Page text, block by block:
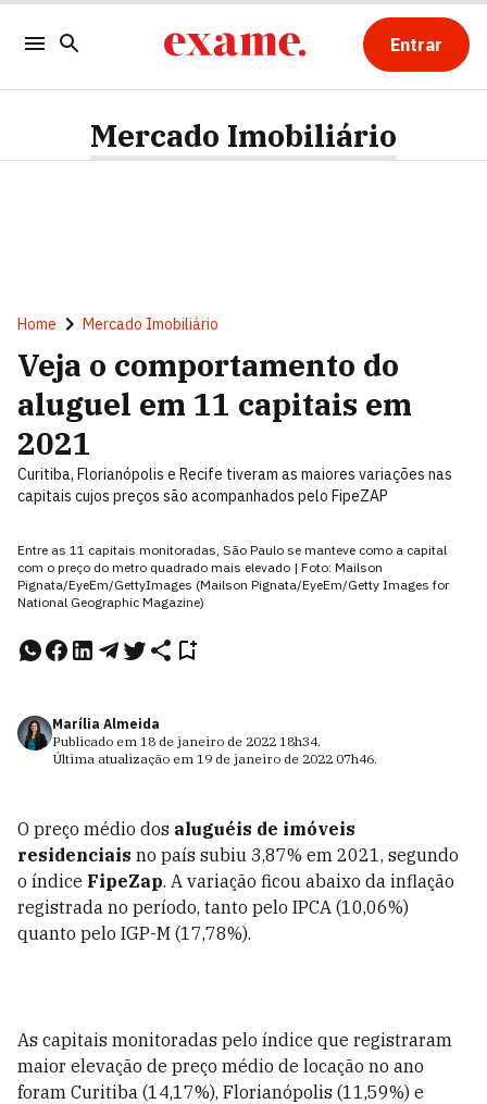
Entrar
Mercado Imobiliário
Home Mercado Imobiliário
Veja o comportamento do
aluguel em 11 capitais em
2021
Curitiba, Florianópolis e Recife tiveram as maiores variações nas
capitais cujos preços são acompanhados pelo FipeZAP
Entre as 11 capitais monitoradas, São Paulo se manteve como a capital
com o preço do metro quadrado mais elevado | Foto: Mailson
Pignata/EyeEm/GettyImages (Mailson Pignata/EyeEm/Getty Images for
National Geographic Magazine)
Marília Almeida
Publicado em 18 de janeiro de 2022 18h34.
Última atualização em 19 de janeiro de 2022 07h46.
O preço médio dos aluguéis de imóveis
residenciais no país subiu 3,87% em 2021, segundo
o índice FipeZap. A variação ficou abaixo da inflação
registrada no período, tanto pelo IPCA (10,06%)
quanto pelo IGP-M (17,78%).
As capitais monitoradas pelo índice que registraram
maior elevação de preço médio de locação no ano
foram Curitiba (14,17%), Florianópolis (11,59%) e